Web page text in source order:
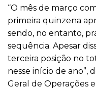
“O mês de março
primeira quinzena
sendo, no entanto,
sequência. Apesar
terceira posição no
nesse início de ano”,
Geral de Operações